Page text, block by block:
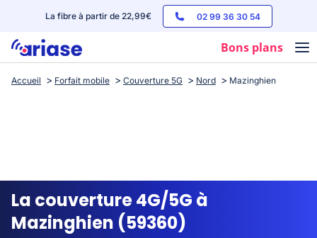
La fibre à partir de 22,99€ 02 99 36 30 54
Bons plans
Box internet
Streaming
Accueil Forfait mobile Couverture 5G Nord Mazinghien
La couverture 4G/5G à
Mazinghien (59360)